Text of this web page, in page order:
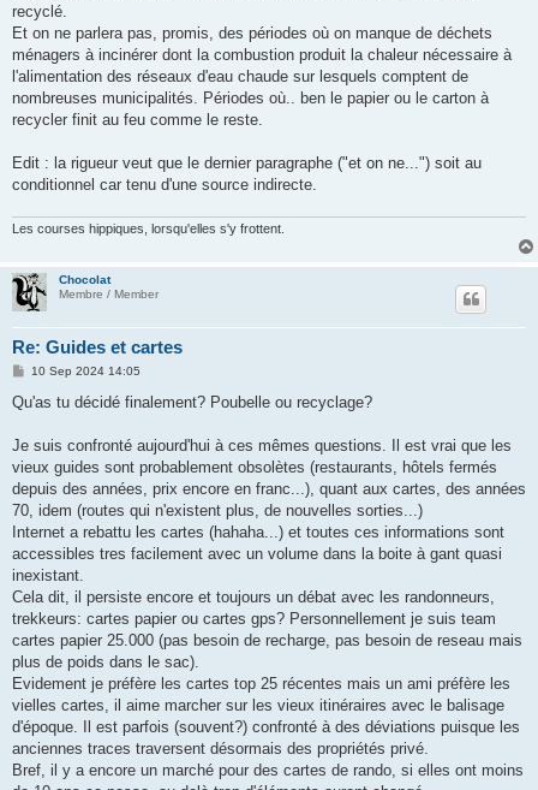
recyclé.
Et on ne parlera pas, promis, des périodes où on manque de déchets
ménagers à incinérer dont la combustion produit la chaleur nécessaire à
l'alimentation des réseaux d'eau chaude sur lesquels comptent de
nombreuses municipalités. Périodes où.. ben le papier ou le carton à
recycler finit au feu comme le reste.
Edit : la rigueur veut que le dernier paragraphe ("et on ne...") soit au
conditionnel car tenu d'une source indirecte.
Les courses hippiques, lorsqu'elles s'y frottent.
Chocolat
Membre / Member
Re: Guides et cartes
P
s
10 Sep 2024 14:05
Qu'as tu décidé finalement? Poubelle ou recyclage?
Je suis confronté aujourd'hui à ces mêmes questions. Il est vrai que les
vieux guides sont probablement obsolètes (restaurants, hôtels fermés
depuis des années, prix encore en franc...), quant aux cartes, des années
70, idem (routes qui n'existent plus, de nouvelles sorties...)
Internet a rebattu les cartes (hahaha...) et toutes ces informations sont
accessibles tres facilement avec un volume dans la boite à gant quasi
inexistant.
Cela dit, il persiste encore et toujours un débat avec les randonneurs,
trekkeurs: cartes papier ou cartes gps? Personnellement je suis team
cartes papier 25.000 (pas besoin de recharge, pas besoin de reseau mais
plus de poids dans le sac).
Evidement je préfère les cartes top 25 récentes mais un ami préfère les
vielles cartes, il aime marcher sur les vieux itinéraires avec le balisage
d'époque. Il est parfois (souvent?) confronté à des déviations puisque les
anciennes traces traversent désormais des propriétés privé.
Bref, il y a encore un marché pour des cartes de rando, si elles ont moins